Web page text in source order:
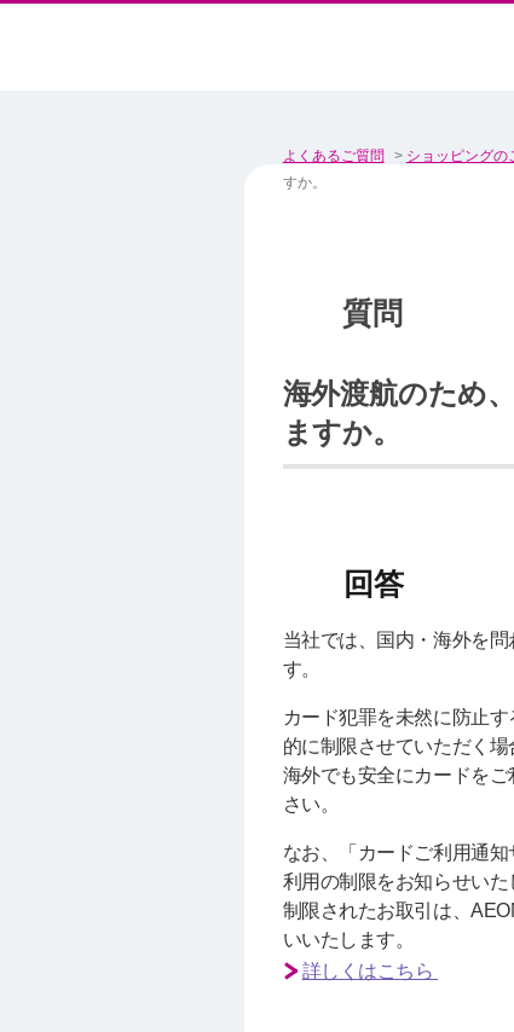
よくあるご質問 > ショッピングの
すか。
海外渡航のため
ますか。
当社では、国内・海外を
す。
カード犯罪を未然に防止
的に制限させていただく場
海外でも安全にカードを
さい。
なお、「カードご利用通
利用の制限をお知らせい
制限されたお取引は、
いいたします。
詳しくはこちら